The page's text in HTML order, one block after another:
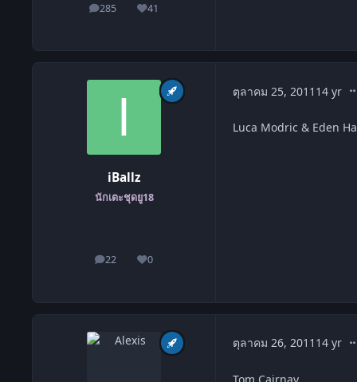
285
โพสต์ 41
ชื่อเสียง
iBallz
นักเตะชุดยู18
22
โพสต์ 0
ชื่อเสียง
ตุลาคม 25, 2011 14 yr
Luca Modric & Eden
ตุลาคม 26, 2011 14 yr